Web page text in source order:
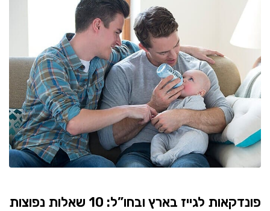
פונדקאות לגייז בארץ ובחו”ל: 10 שאלות נפוצות